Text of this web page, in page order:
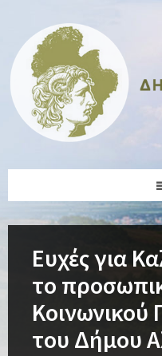
content
sidebar
sidebar
footer
Ευχές για
το
του Δήμου